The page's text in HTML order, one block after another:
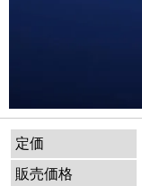
定価
販売価格